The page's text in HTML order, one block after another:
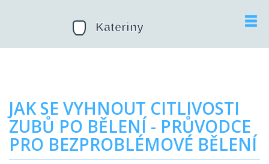
JAK SE VYHNOUT CITLIVOSTI
ZUBŮ PO BĚLENÍ - PRŮVODCE
PRO BEZPROBLÉMOVÉ BĚLENÍ